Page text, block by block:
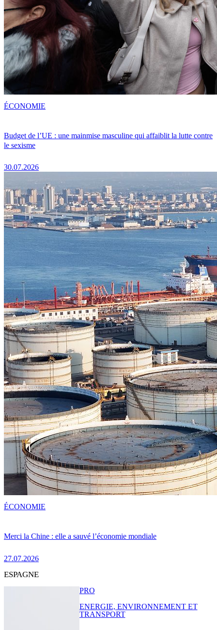
Budget de l’UE : une mainmise masculine qui affaiblit la lutte contre
le sexisme
30.07.2026
ÉCONOMIE
Merci la Chine : elle a sauvé l’économie mondiale
27.07.2026
ÉCONOMIE
ESPAGNE
PRO
ENERGIE, ENVIRONNEMENT ET
TRANSPORT